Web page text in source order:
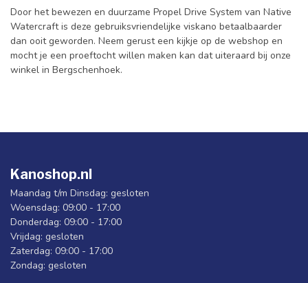
Door het bewezen en duurzame Propel Drive System van Native
Watercraft is deze gebruiksvriendelijke viskano betaalbaarder
dan ooit geworden. Neem gerust een kijkje op de webshop en
mocht je een proeftocht willen maken kan dat uiteraard bij onze
winkel in Bergschenhoek.
Kanoshop.nl
Maandag t/m Dinsdag: gesloten
Woensdag: 09:00 - 17:00
Donderdag: 09:00 - 17:00
Vrijdag: gesloten
Zaterdag: 09:00 - 17:00
Zondag: gesloten